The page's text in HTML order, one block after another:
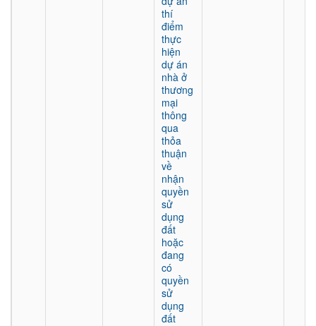
thí
điểm
thực
hiện
dự án
nhà ở
thương
mại
thông
qua
thỏa
thuận
về
nhận
quyền
sử
dụng
đất
hoặc
đang
có
quyền
sử
dụng
đất